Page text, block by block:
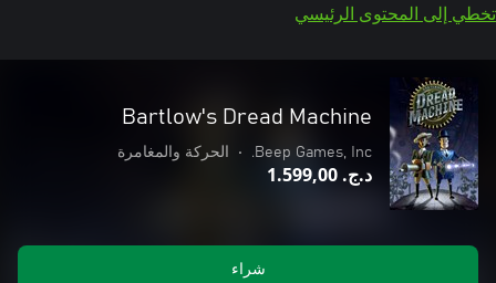
تخطي إلى المحتوى الرئيسي
Bartlow's Dread Machine
Beep Games, Inc.
• الحركة والمغامرة
د.ج.‏ 1.599,00
شراء